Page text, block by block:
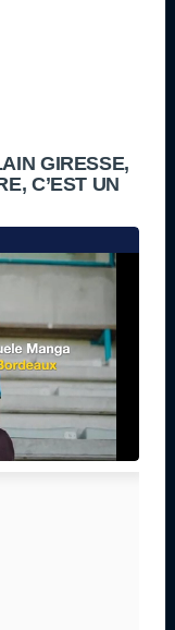
GIRESSE,
C’EST UN